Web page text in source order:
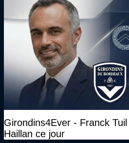
Girondins4Ever - Franck
Haillan ce jour